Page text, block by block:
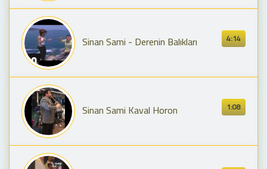
4:14
Sinan Sami - Derenin Balıkları
1:08
Sinan Sami Kaval Horon